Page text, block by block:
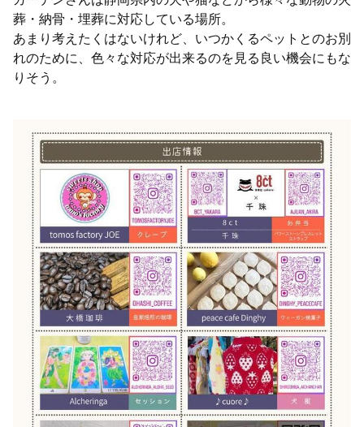
葬・納骨・埋葬に対応している場所。
あまり考えたくはないけれど、いつかくるペットとのお別
れのために、色々な対応が出来るのを見る良い機会にもな
りそう。